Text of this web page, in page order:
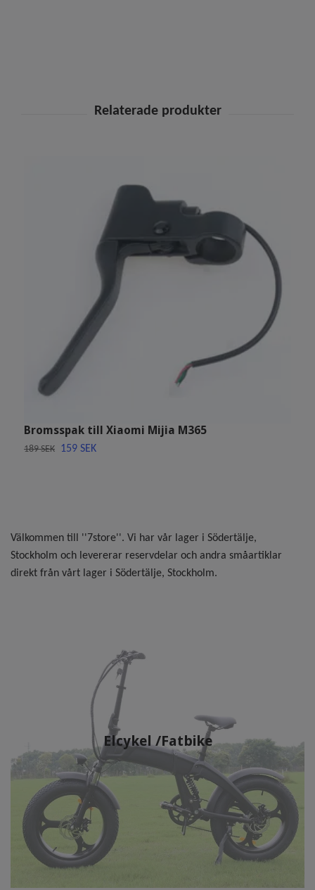
Välkommen till ''7store''. Vi har vår lager i Södertälje,
Stockholm och levererar reservdelar och andra småartiklar
direkt från vårt lager i Södertälje, Stockholm.
Elcykel /Fatbike
Bromsspak till Xiaomi Mijia M365
189 SEK 159 SEK